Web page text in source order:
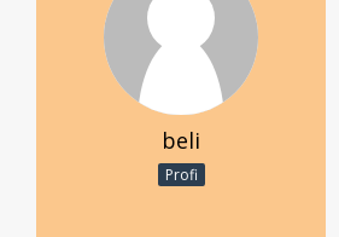
beli
Profi